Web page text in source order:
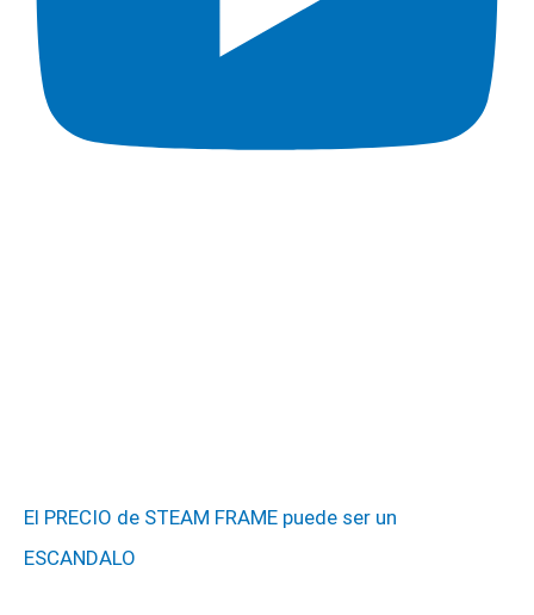
El PRECIO de STEAM FRAME puede ser un
ESCANDALO